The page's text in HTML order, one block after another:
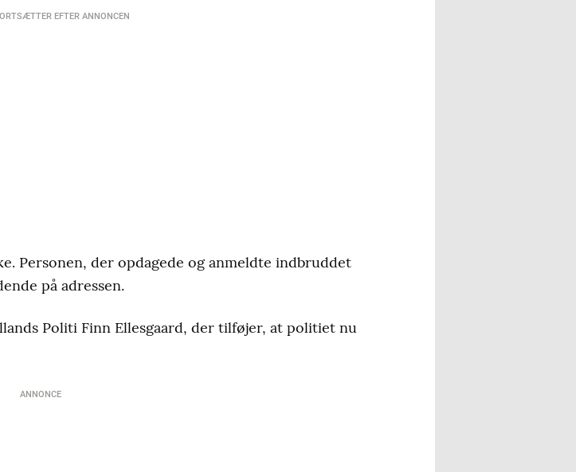
EFTER ANNONCEN
Personen, der opdagede og anmeldte indbruddet
på adressen.
Politi Finn Ellesgaard, der tilføjer, at politiet nu
ANNONCE